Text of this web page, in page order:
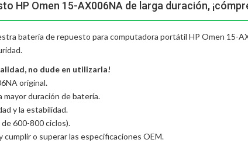
HP Omen 15-AX006NA de larga duración,
batería de repuesto para computadora portátil HP Omen 15-
no dude en utilizarla!
original.
mayor duración de batería.
y la estabilidad.
600-800 ciclos).
o superar las especificaciones OEM.